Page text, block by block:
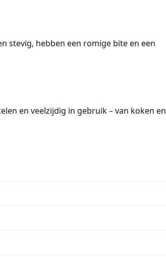
stevig, hebben een romige bite en een
en veelzijdig in gebruik – van koken en